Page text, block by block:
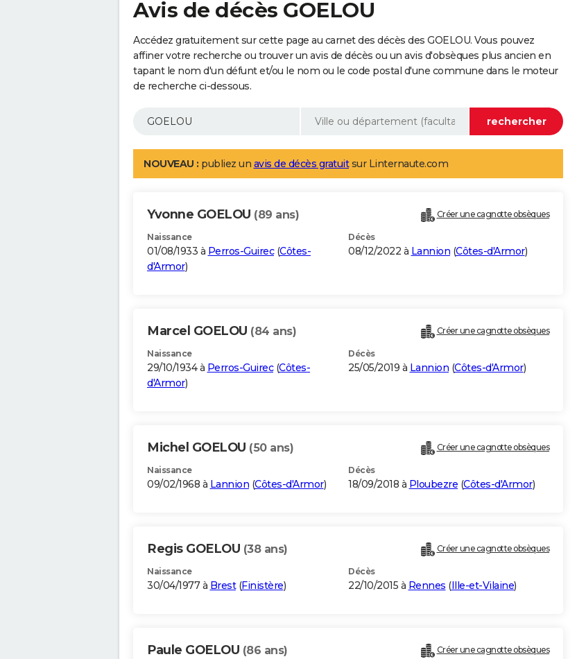
Avis de décès GOELOU
Accédez gratuitement sur cette page au carnet des décès des GOELOU. Vous pouvez
affiner votre recherche ou trouver un avis de décès ou un avis d'obsèques plus ancien en
tapant le nom d'un défunt et/ou le nom ou le code postal d'une commune dans le moteur
de recherche ci-dessous.
NOUVEAU : publiez un avis de décès gratuitsur Linternaute.com
Yvonne GOELOU (89 ans) Créer une cagnotte obsèques
Naissance
01/08/1933 à Perros-Guirec(Côtes-
d'Armor)
Décès
08/12/2022 à Lannion (Côtes-d'Armor)
Marcel GOELOU (84 ans) Créer une cagnotte obsèques
Naissance
29/10/1934 à Perros-Guirec(Côtes-
d'Armor)
Décès
25/05/2019 à Lannion (Côtes-d'Armor)
Michel GOELOU (50 ans) Créer une cagnotte obsèques
Naissance
09/02/1968 à Lannion (Côtes-d'Armor)
Décès
18/09/2018 à Ploubezre (Côtes-d'Armor)
Regis GOELOU (38 ans) Créer une cagnotte obsèques
Naissance
30/04/1977 à Brest(Finistère)
Décès
22/10/2015 à Rennes (Ille-et-Vilaine)
Paule GOELOU (86 ans) Créer une cagnotte obsèques